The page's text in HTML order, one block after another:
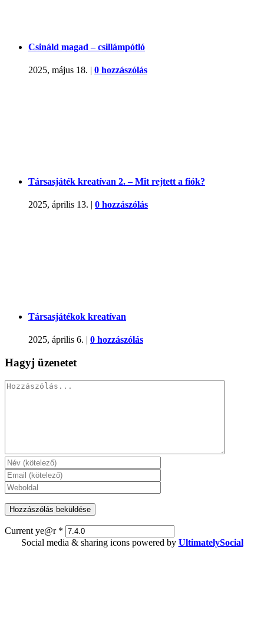
Csináld magad – csillámpótló
2025, május 18. | 0 hozzászólás
Társasjáték kreatívan 2. – Mit rejtett a fiók?
2025, április 13. | 0 hozzászólás
Társasjátékok kreatívan
2025, április 6. | 0 hozzászólás
Hagyj üzenetet
Hozzászólás
Current ye@r *
Social media & sharing icons powered by UltimatelySocial